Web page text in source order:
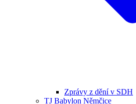
Zprávy z dění v SDH
TJ Babylon Němčice